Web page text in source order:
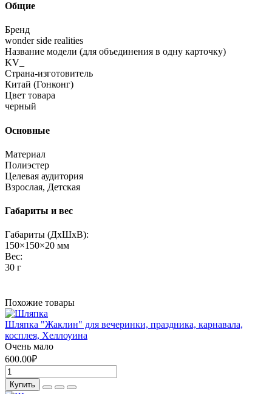
Общие
Бренд
wonder side realities
Название модели (для объединения в одну карточку)
KV_
Страна-изготовитель
Китай (Гонконг)
Цвет товара
черный
Основные
Материал
Полиэстер
Целевая аудитория
Взрослая, Детская
Габариты и вес
Габариты (ДхШхВ):
150×150×20 мм
Вес:
30 г
Похожие товары
Шляпка "Жаклин" для вечеринки, праздника, карнавала,
косплея, Хеллоуина
Очень мало
600.00₽
Купить